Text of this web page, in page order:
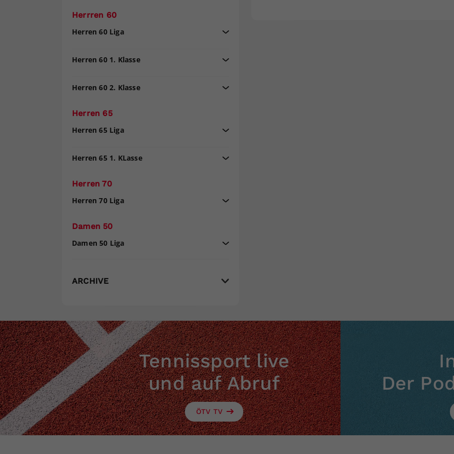
Herrren 60
Herren 60 Liga
Herren 60 1. Klasse
Herren 60 2. Klasse
Herren 65
Herren 65 Liga
Herren 65 1. KLasse
Herren 70
Herren 70 Liga
Damen 50
Damen 50 Liga
ARCHIVE
Tennissport live
und auf Abruf
ÖTV TV
Der